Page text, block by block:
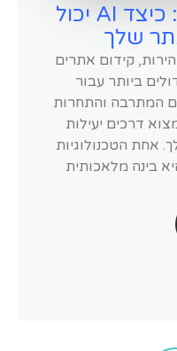
קידום אתרים עם AI: כיצד AI יכול
שלך
קידום אתרים
ביותר עבור
המתרבה והתחרות
דרכים יעילות
אחת הטכנולוגיות
בינה מלאכותית